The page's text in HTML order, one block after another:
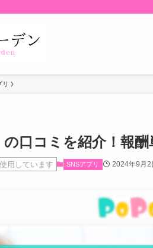
リ
口コミを紹介！報
用しています SNSアプリ 2024年9月2